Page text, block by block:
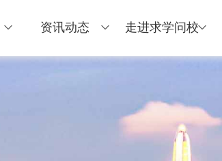
资讯动态 走进求学问校